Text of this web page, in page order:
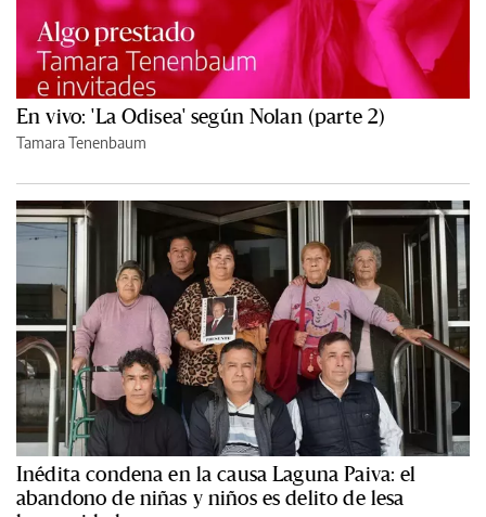
En vivo: 'La Odisea' según Nolan (parte 2)
Tamara Tenenbaum
Inédita condena en la causa Laguna Paiva: el
abandono de niñas y niños es delito de lesa